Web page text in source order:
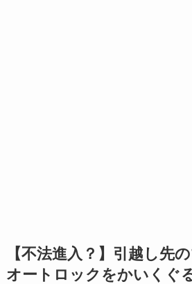
【不法進入？】引越し先
オートロックをかいくぐ